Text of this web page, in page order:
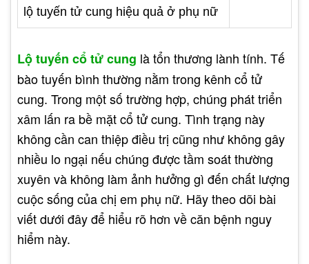
lộ tuyến tử cung hiệu quả ở phụ nữ
Lộ tuyến cổ tử cung là tổn thương lành tính. Tế
bào tuyến bình thường nằm trong kênh cổ tử
cung. Trong một số trường hợp, chúng phát triển
xâm lấn ra bề mặt cổ tử cung. Tình trạng này
không cần can thiệp điều trị cũng như không gây
nhiều lo ngại nếu chúng được tầm soát thường
xuyên và không làm ảnh hưởng gì đến chất lượng
cuộc sống của chị em phụ nữ. Hãy theo dõi bài
viết dưới đây để hiểu rõ hơn về căn bệnh nguy
hiểm này.